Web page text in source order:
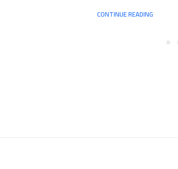
CONTINUE READING